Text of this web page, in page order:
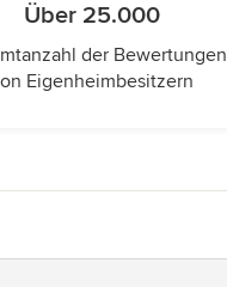
Über 25.000
der Bewertungen
Eigenheimbesitzern